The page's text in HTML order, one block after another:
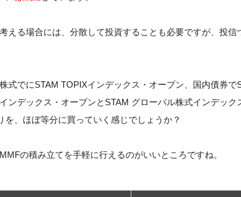
る場合には、分散して投資することも必要ですが、投信
でにSTAM TOPIXインデックス・オープン、国内債券
ンデックス・オープンとSTAM グローバル株式インデッ
、ほぼ等分に買っていく感じでしょうか？
の積み立てを手軽に行えるのがいいところですね。